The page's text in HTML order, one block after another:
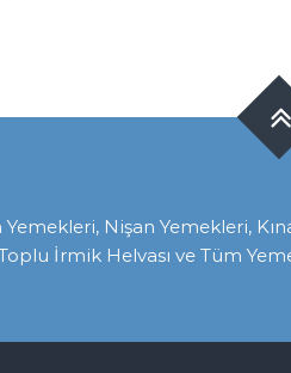
Nişan Yemekleri,
İrmik Helvası ve Tüm